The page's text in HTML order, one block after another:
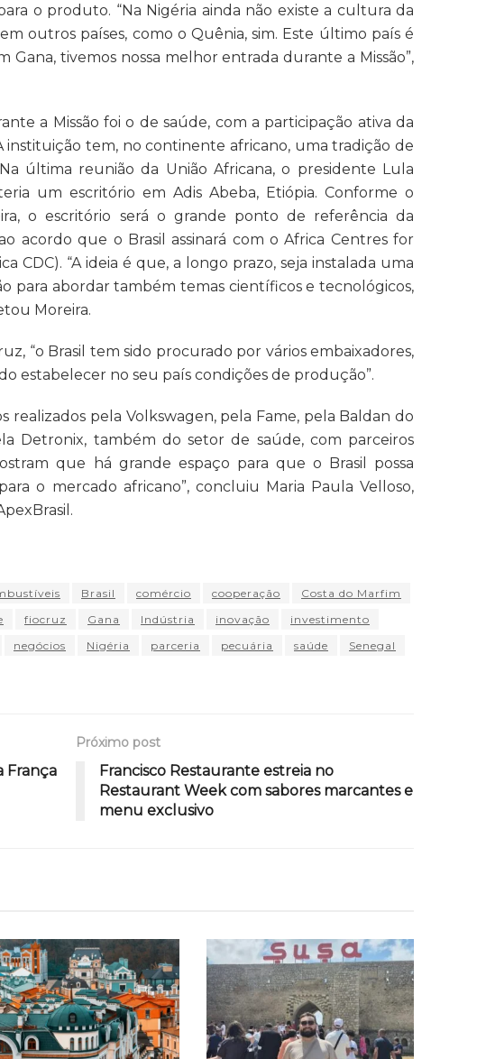
o produto. “Na Nigéria ainda não existe a cultura da
outros países, como o Quênia, sim. Este último país é
Gana, tivemos nossa melhor entrada durante a Missão”,
a Missão foi o de saúde, com a participação ativa da
instituição tem, no continente africano, uma tradição de
última reunião da União Africana, o presidente Lula
um escritório em Adis Abeba, Etiópia. Conforme o
o escritório será o grande ponto de referência da
acordo que o Brasil assinará com o Africa Centres for
CDC). “A ideia é que, a longo prazo, seja instalada uma
para abordar também temas científicos e tecnológicos,
Moreira.
“o Brasil tem sido procurado por vários embaixadores,
estabelecer no seu país condições de produção”.
realizados pela Volkswagen, pela Fame, pela Baldan do
Detronix, também do setor de saúde, com parceiros
que há grande espaço para que o Brasil possa
o mercado africano”, concluiu Maria Paula Velloso,
Brasil comércio cooperação
Costa do Marfim
fiocruz Gana Indústria inovação
investimento
negócios Nigéria parceria pecuária saúde
Senegal
França
Próximo post
Francisco Restaurante estreia no
Restaurant Week com sabores marcantes e
menu exclusivo